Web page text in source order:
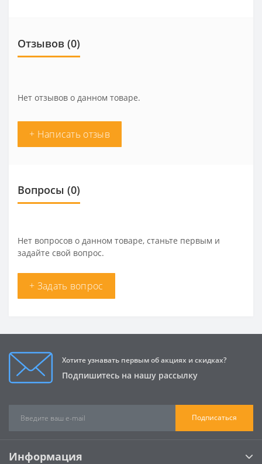
Отзывов (0)
Нет отзывов о данном товаре.
+ Написать отзыв
Вопросы (0)
Нет вопросов о данном товаре, станьте первым и
задайте свой вопрос.
+ Задать вопрос
Хотите узнавать первым об акциях и скидках?
Подпишитесь на нашу рассылку
Подписаться
Информация